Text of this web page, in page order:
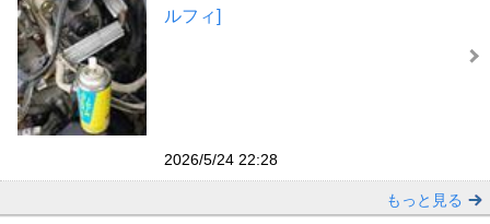
ルフィ]
2026/5/24 22:28
もっと見る